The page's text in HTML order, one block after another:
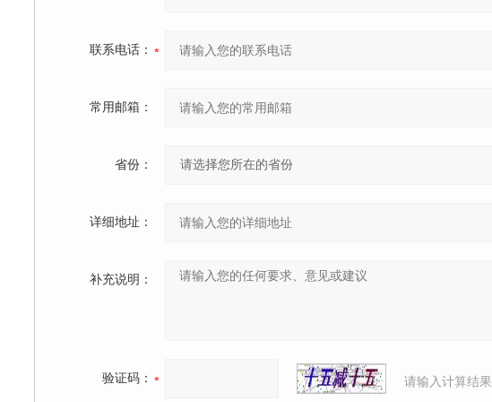
联系电话：
常用邮箱：
省份：
详细地址：
补充说明：
验证码： 请输入计算结